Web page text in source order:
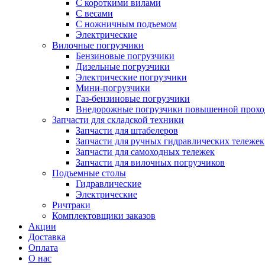
С короткими вилами
С весами
С ножничным подъемом
Электрические
Вилочные погрузчики
Бензиновые погрузчики
Дизельные погрузчики
Электрические погрузчики
Мини-погрузчики
Газ-бензиновые погрузчики
Внедорожные погрузчики повышенной
Запчасти для складской техники
Запчасти для штабелеров
Запчасти для ручных гидравлических тележек
Запчасти для самоходных тележек
Запчасти для вилочных погрузчиков
Подъемные столы
Гидравлические
Электрические
Ричтраки
Комплектовщики заказов
Акции
Доставка
Оплата
О нас